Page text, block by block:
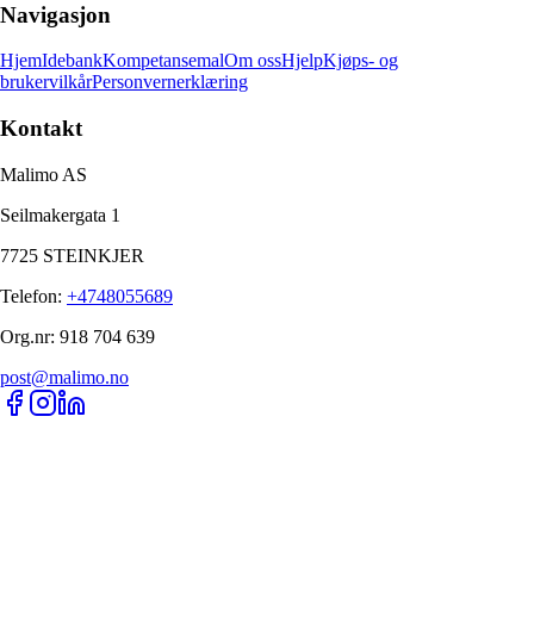
Navigasjon
HjemIdebankKompetansemalOm ossHjelpKjøps- og
brukervilkårPersonvernerklæring
Kontakt
Malimo AS
Seilmakergata 1
7725 STEINKJER
Telefon: +4748055689
Org.nr: 918 704 639
post@malimo.no